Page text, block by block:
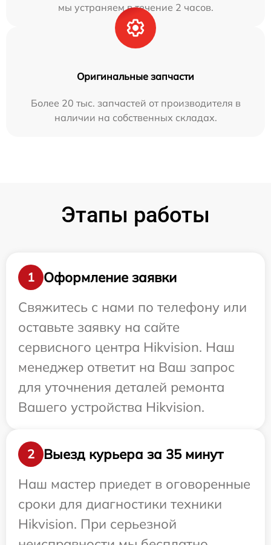
мы устраняем в течение 2 часов.
Оригинальные запчасти
Более 20 тыс. запчастей от производителя в
наличии на собственных складах.
Этапы работы
1
Оформление заявки
Свяжитесь с нами по телефону или
оставьте заявку на сайте
сервисного центра Hikvision. Наш
менеджер ответит на Ваш запрос
для уточнения деталей ремонта
Вашего устройства Hikvision.
2
Выезд курьера за 35 минут
Наш мастер приедет в оговоренные
сроки для диагностики техники
Hikvision. При серьезной